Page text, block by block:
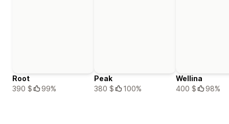
Root
390 $
99%
Peak
380 $
100%
Wellina
400 $
98%